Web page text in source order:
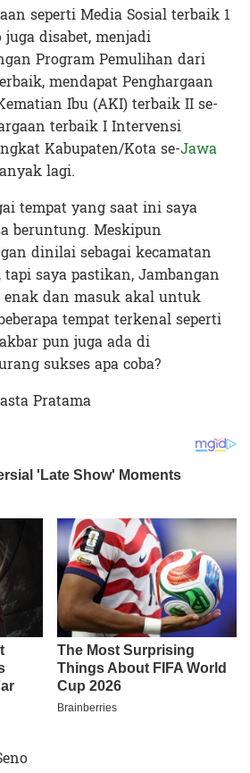
seperti Media Sosial terbaik 1
disabet, menjadi
Program Pemulihan dari
mendapat Penghargaan
Ibu (AKI) terbaik II se-
terbaik I Intervensi
Kabupaten/Kota se-Jawa
lagi.
tempat yang saat ini saya
beruntung. Meskipun
dinilai sebagai kecamatan
saya pastikan, Jambangan
dan masuk akal untuk
tempat terkenal seperti
pun juga ada di
sukses apa coba?
Pratama